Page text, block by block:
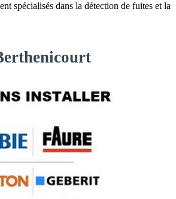
spécialisés dans la détection de fuites et la